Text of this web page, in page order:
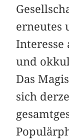
erneutes
Interesse
und
Das
sich